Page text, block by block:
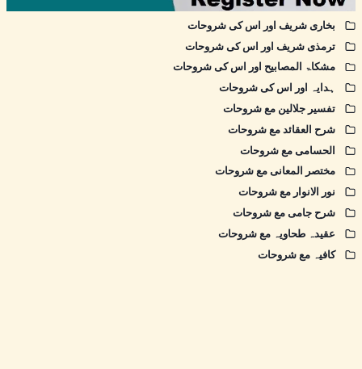
بخاری شریف اور اس کی شروحات
ترمذی شریف اور اس کی شروحات
مشکاۃ المصابیح اور اس کی شروحات
ہدایہ اور اس کی شروحات
تفسیر جلالین مع شروحات
شرح العقائد مع شروحات
الحسامی مع شروحات
مختصر المعانی مع شروحات
نور الانوار مع شروحات
شرح جامی مع شروحات
عقیدہ طحاویہ مع شروحات
کافیہ مع شروحات